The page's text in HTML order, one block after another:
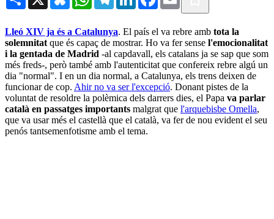
Lleó XIV ja és a Catalunya. El país el va rebre amb tota la
solemnitat que és capaç de mostrar. Ho va fer sense l'emocionalitat
i la gentada de Madrid -al capdavall, els catalans ja se sap que som
més freds-, però també amb l'autenticitat que confereix rebre algú un
dia "normal". I en un dia normal, a Catalunya, els trens deixen de
funcionar de cop. Ahir no va ser l'excepció. Donant pistes de la
voluntat de resoldre la polèmica dels darrers dies, el Papa va parlar
català en passatges importants malgrat que l'arquebisbe Omella,
que va usar més el castellà que el català, va fer de nou evident el seu
penós tantsemenfotisme amb el tema.